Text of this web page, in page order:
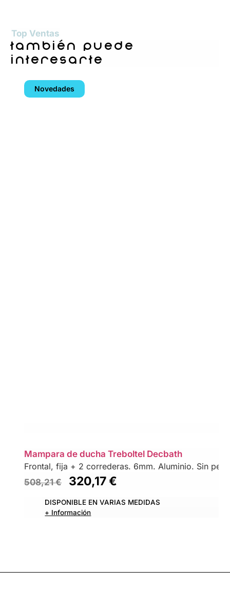
Top Ventas
también puede
interesarte
Novedades
Mampara de ducha Treboltel Decbath
Frontal, fija + 2 correderas. 6mm. Aluminio. Sin
508,21€ 320,17€
DISPONIBLE EN VARIAS MEDIDAS
+ Información